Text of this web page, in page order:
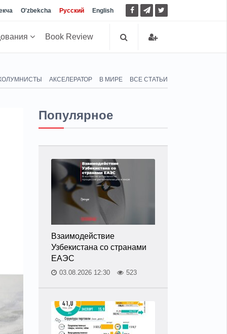
O'zbekcha Русский English
Book Review
АКСЕЛЕРАТОР В МИРЕ ВСЕ СТАТЬИ
Популярное
Взаимодействие
Узбекистана со странами
ЕАЭС
03.08.2026 12:30 523